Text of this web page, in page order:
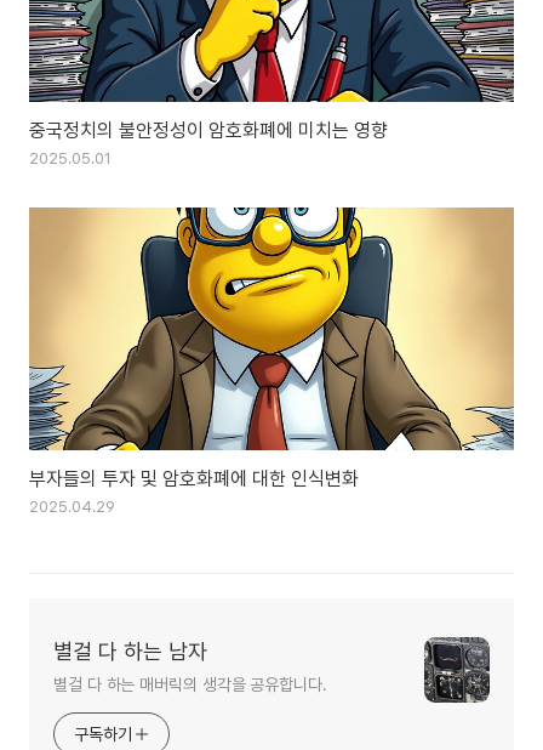
중국정치의 불안정성이 암호화폐에 미치는 영향
2025.05.01
부자들의 투자 및 암호화폐에 대한 인식변화
2025.04.29
별걸 다 하는 남자
별걸 다 하는 매버릭의 생각을 공유합니다.
구독하기